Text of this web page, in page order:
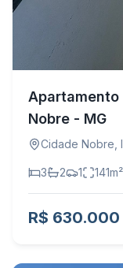
Nobre - MG
Cidade Nobre
3 2 1 141m²
R$ 630.000